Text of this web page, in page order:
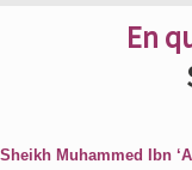
En